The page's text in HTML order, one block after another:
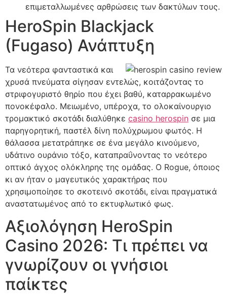
επιμεταλλωμένες αρθρώσεις των δακτύλων τους.
HeroSpin Blackjack
(Fugaso) Ανάπτυξη
Τα νεότερα φανταστικά και
χρυσά πνεύματα σίγησαν εντελώς, κοιτάζοντας το
στριφογυριστό θηρίο που έχει βαθύ, καταρρακωμένο
πονοκέφαλο. Μειωμένο, υπέροχα, το ολοκαίνουργιο
τρομακτικό σκοτάδι διαλύθηκε casino herospin σε μια
παρηγορητική, παστέλ δίνη πολύχρωμου φωτός. Η
θάλασσα μετατράπηκε σε ένα μεγάλο κινούμενο,
υδάτινο ουράνιο τόξο, καταπραΰνοντας το νεότερο
οπτικό άγχος ολόκληρης της ομάδας. Ο Rogue, όποιος
κι αν ήταν ο μαγευτικός χαρακτήρας που
χρησιμοποίησε το σκοτεινό σκοτάδι, είναι πραγματικά
αναστατωμένος από το εκτυφλωτικό φως.
Αξιολόγηση HeroSpin
Casino 2026: Τι πρέπει να
γνωρίζουν οι γνήσιοι
παίκτες